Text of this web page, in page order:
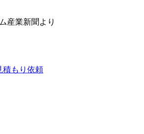
産業新聞より
積もり依頼